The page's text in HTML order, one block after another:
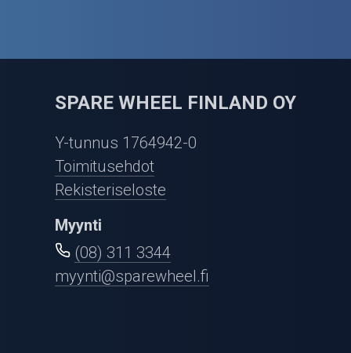
SPARE WHEEL FINLAND OY
Y-tunnus 1764942-0
Toimitusehdot
Rekisteriseloste
Myynti
(08) 311 3344
myynti@sparewheel.fi